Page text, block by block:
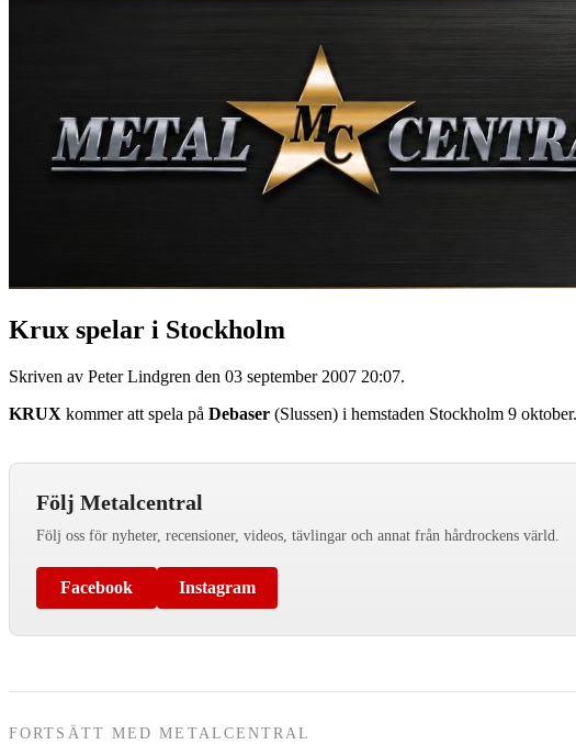
Krux spelar i Stockholm
Skriven av Peter Lindgren den 03 september 2007 20:07.
KRUX kommer att spela på Debaser (Slussen) i hemstaden Stockholm 9
Följ Metalcentral
Följ oss för nyheter, recensioner, videos, tävlingar och annat från hårdrockens värld.
Facebook Instagram
FORTSÄTT MED METALCENTRAL